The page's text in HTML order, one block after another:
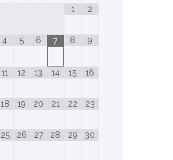
1
2
4 5 6 7 8 9
11 12 13 14 15 16
18 19 20 21 22 23
25 26 27 28 29 30